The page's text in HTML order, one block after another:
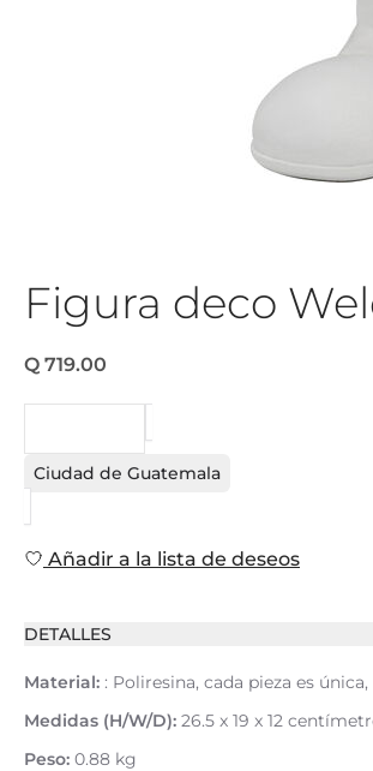
Figura deco
Q 719.00
Ciudad de Guatemala
Añadir a la lista de deseos
DETALLES
Material: : Poliresina, cada pieza es
Medidas (H/W/D): 26.5 x 19 x 12
Peso: 0.88 kg